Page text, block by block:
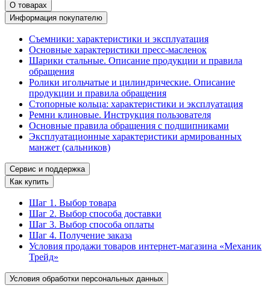
О товарах
Информация покупателю
Съемники: характеристики и эксплуатация
Основные характеристики пресс‑масленок
Шарики стальные. Описание продукции и правила
обращения
Ролики игольчатые и цилиндрические. Описание
продукции и правила обращения
Стопорные кольца: характеристики и эксплуатация
Ремни клиновые. Инструкция пользователя
Основные правила обращения с подшипниками
Эксплуатационные характеристики армированных
манжет (сальников)
Сервис и поддержка
Как купить
Шаг 1. Выбор товара
Шаг 2. Выбор способа доставки
Шаг 3. Выбор способа оплаты
Шаг 4. Получение заказа
Условия продажи товаров интернет-магазина «Механик
Трейд»
Условия обработки персональных данных